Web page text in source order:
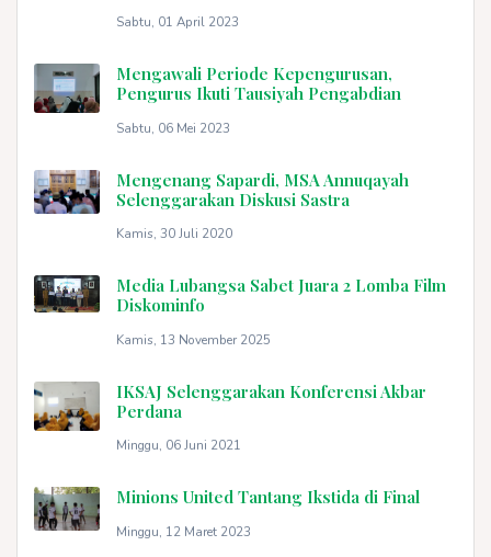
Sabtu, 01 April 2023
Mengawali Periode Kepengurusan,
Pengurus Ikuti Tausiyah Pengabdian
Sabtu, 06 Mei 2023
Mengenang Sapardi, MSA Annuqayah
Selenggarakan Diskusi Sastra
Kamis, 30 Juli 2020
Media Lubangsa Sabet Juara 2 Lomba Film
Diskominfo
Kamis, 13 November 2025
IKSAJ Selenggarakan Konferensi Akbar
Perdana
Minggu, 06 Juni 2021
Minions United Tantang Ikstida di Final
Minggu, 12 Maret 2023